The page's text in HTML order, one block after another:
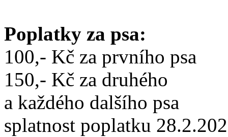
Poplatky za psa:
100,- Kč za prvního psa
150,- Kč za druhého
a každého dalšího psa
splatnost poplatku